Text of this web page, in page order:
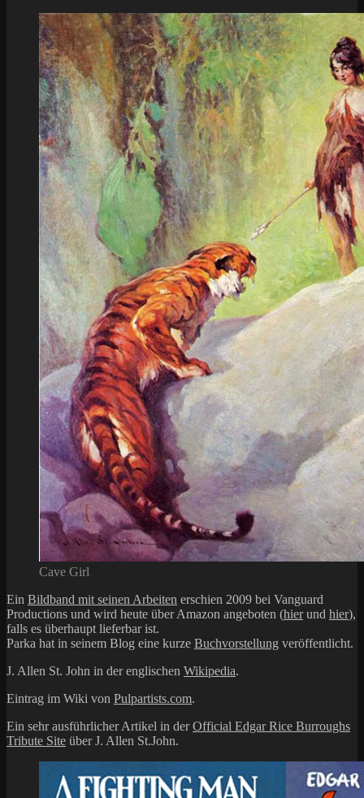
Cave Girl
Ein Bildband mit seinen Arbeiten erschien 2009 bei Vanguard
Productions und wird heute über Amazon angeboten (hierund hier),
falls es überhaupt lieferbar ist.
Parka hat in seinem Blog eine kurze Buchvorstellung veröffentlicht.
J. Allen St. John in der englischen Wikipedia.
Eintrag im Wiki von Pulpartists.com.
Ein sehr ausführlicher Artikel in derOfficial Edgar Rice Burroughs
Tribute Site über J. Allen St.John.